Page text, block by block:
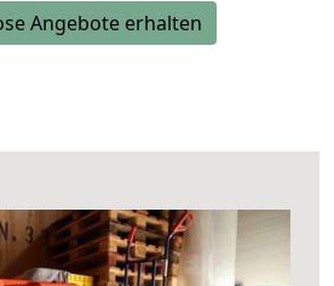
Angebote erhalten